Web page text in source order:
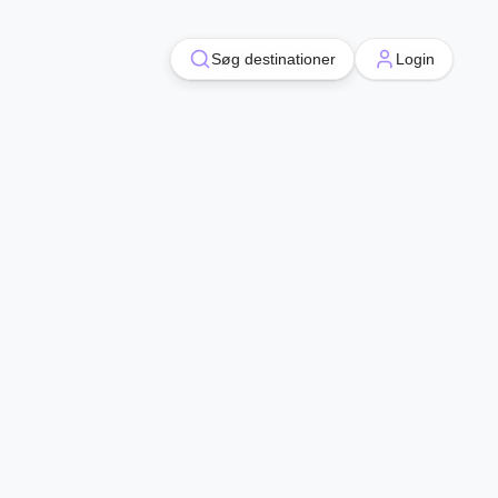
Søg destinationer Login
Søg destinationer Login